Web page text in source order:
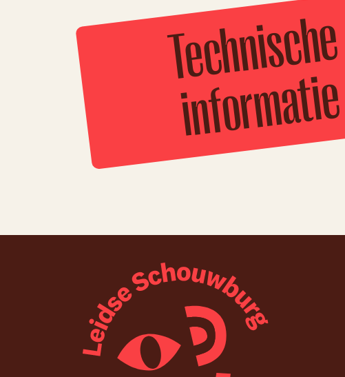
T
e
c
h
ni
s
c
h
e
i
n
f
o
r
m
a
ti
e